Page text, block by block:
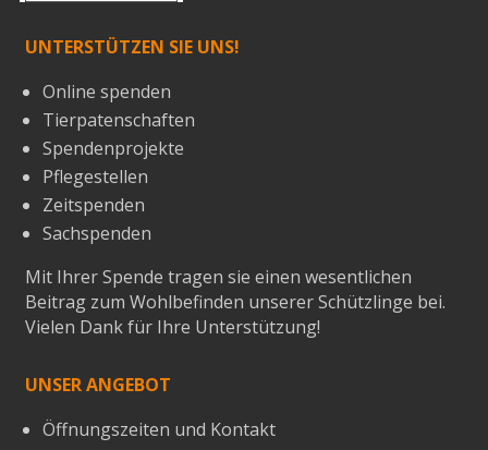
UNTERSTÜTZEN SIE UNS!
Online spenden
Tierpatenschaften
Spendenprojekte
Pflegestellen
Zeitspenden
Sachspenden
Mit Ihrer Spende tragen sie einen wesentlichen
Beitrag zum Wohlbefinden unserer Schützlinge bei.
Vielen Dank für Ihre Unterstützung!
UNSER ANGEBOT
Öffnungszeiten und Kontakt